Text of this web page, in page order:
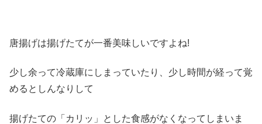
唐揚げは揚げたてが一番美味しいですよね!
少し余って冷蔵庫にしまっていたり、少し時間が経って覚
めるとしんなりして
揚げたての「カリッ」とした食感がなくなってしまいま